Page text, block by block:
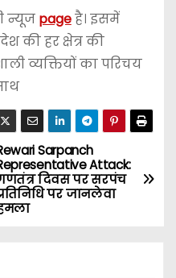
न्यूज pageहै। इसमें
की हर क्षेत्र की
व्यक्तियों का परिचय
Sarpanch
Attack:
दिवस पर सरपंच
पर जानलेवा